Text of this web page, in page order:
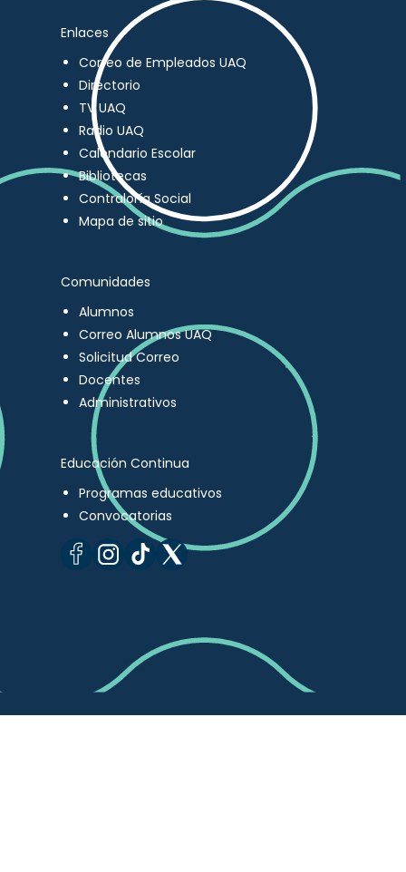
Enlaces
Correo de Empleados UAQ
Directorio
TV UAQ
Radio UAQ
Calendario Escolar
Bibliotecas
Contraloría Social
Mapa de sitio
Comunidades
Alumnos
Correo Alumnos UAQ
Solicitud Correo
Docentes
Administrativos
Educación Continua
Programas educativos
Convocatorias